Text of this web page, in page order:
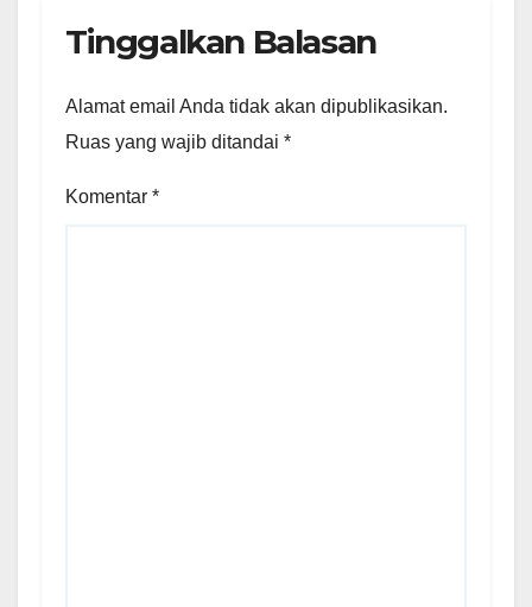
Tinggalkan Balasan
Alamat email Anda tidak akan dipublikasikan.
Ruas yang wajib ditandai *
Komentar *